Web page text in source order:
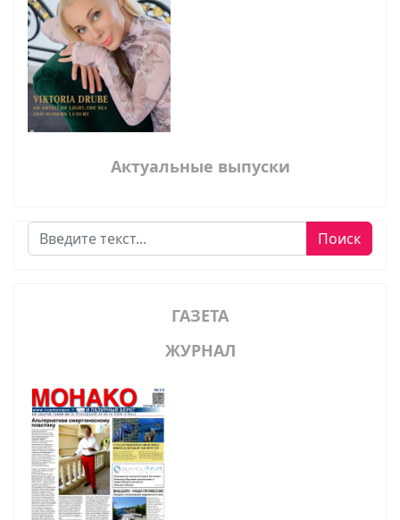
Актуальные выпуски
Поиск Поиск
ГАЗЕТА
ЖУРНАЛ